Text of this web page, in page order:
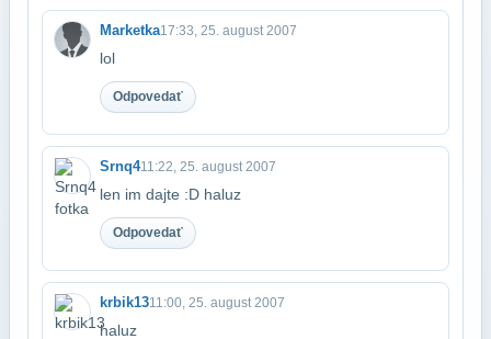
Marketka17:33, 25. august 2007
lol
Odpovedať
Srnq411:22, 25. august 2007
len im dajte :D haluz
Odpovedať
krbik1311:00, 25. august 2007
haluz